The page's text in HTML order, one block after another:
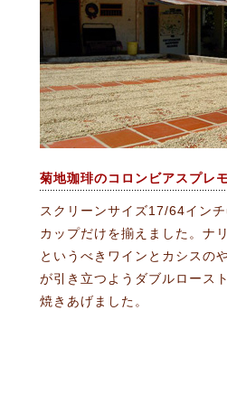
菊地珈琲のコロンビアスプレ
スクリーンサイズ17/64イン
カップだけを揃えました。ナ
というべきワインとカシスの
が引き立つようダブルロース
焼きあげました。